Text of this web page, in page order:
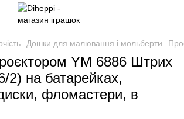
Дошки для малювання і мольберти
YM 6886 Штрих
2) на батарейках,
фломастери, в